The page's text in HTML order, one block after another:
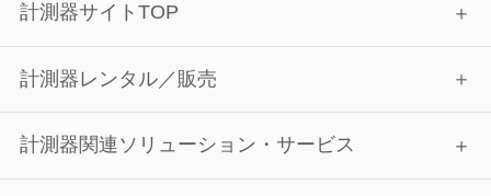
計測器サイトTOP
計測器レンタル／販売
計測器関連ソリューション・サービス